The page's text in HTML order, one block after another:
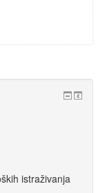
istraživanja